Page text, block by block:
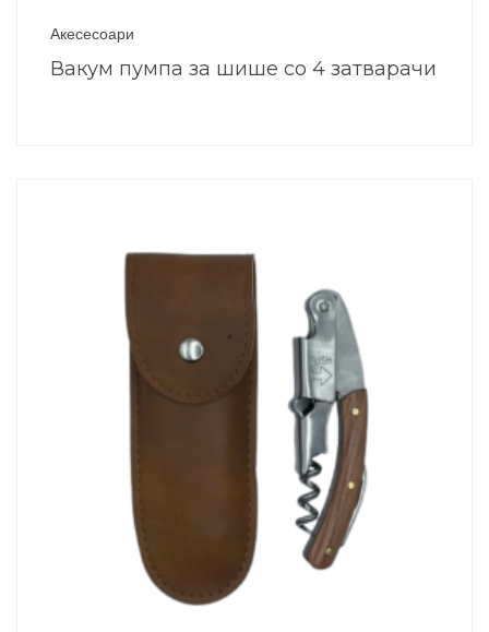
Акесесоари
Вакум пумпа за шише со 4 затварачи